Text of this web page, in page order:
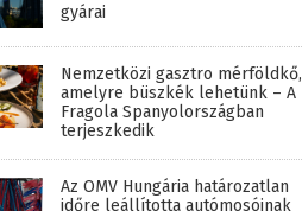
gyárai
Nemzetközi gasztro mérföldkő,
amelyre büszkék lehetünk – A
Fragola Spanyolországban
terjeszkedik
Az OMV Hungária határozatlan
időre leállította autómosóinak